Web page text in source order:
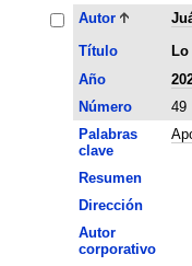
Autor
Título
Año
Número
49
Palabras
clave
Resumen
Dirección
Autor
corporativo